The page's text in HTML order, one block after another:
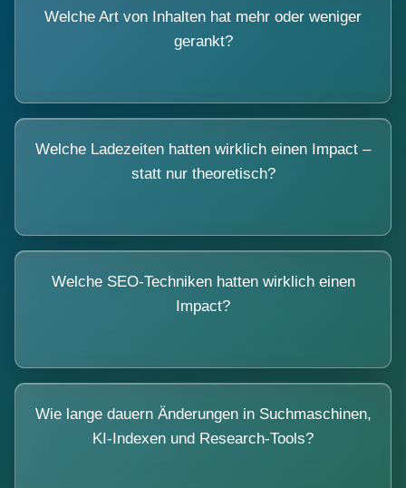
Welche Art von Inhalten hat mehr oder weniger
gerankt?
Welche Ladezeiten hatten wirklich einen Impact –
statt nur theoretisch?
Welche SEO-Techniken hatten wirklich einen
Impact?
Wie lange dauern Änderungen in Suchmaschinen,
KI-Indexen und Research-Tools?